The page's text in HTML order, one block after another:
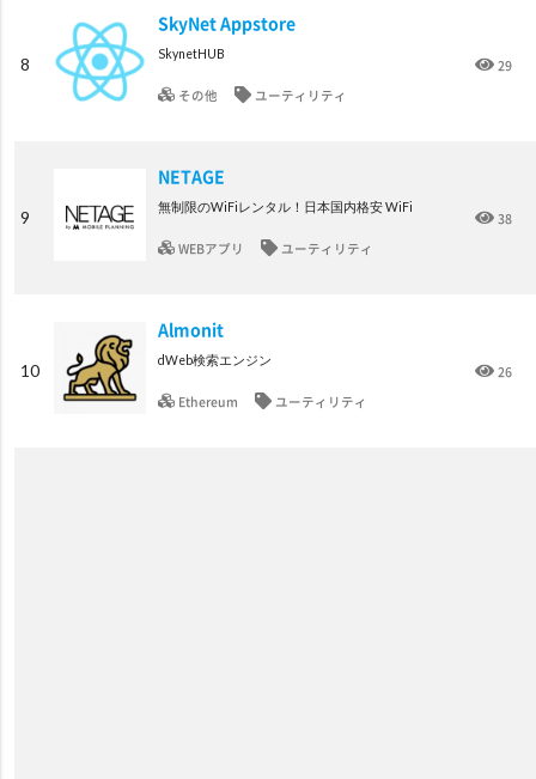
8
SkyNet Appstore
SkynetHUB
その他 ユーティリティ
29
9
NETAGE
無制限のWiFiレンタル！日本国内格安 WiFi
WEBアプリ ユーティリティ
38
10
Almonit
dWeb検索エンジン
Ethereum ユーティリティ
26